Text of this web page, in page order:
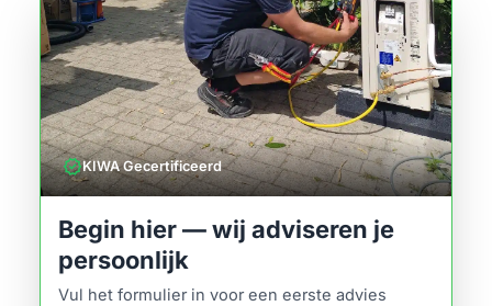
verifiedKIWA Gecertificeerd
Begin hier — wij adviseren je
persoonlijk
Vul het formulier in voor een eerste advies